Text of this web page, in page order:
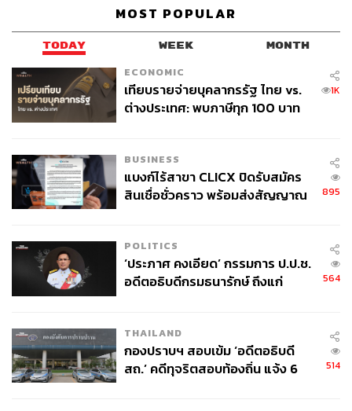
สำนักงานคณะกรรมการการเลือกตั้ง (กกต.)
เลือกตั้ง สว. 67
ชยพล ดโนทัย
สมาชิกวุฒิสภา (สว.)
ยิ่งชีพ อัชฌานนท์
ABOUT THE AUTHOR
THE STANDARD TEAM
MOST POPULAR
TODAY WEEK MONTH
ECONOMIC
เทียบรายจ่ายบุคลากรรัฐ ไทย vs.
ต่างประเทศ: พบภาษีทุก 100 บาท
1K
BUSINESS
แบงก์ไร้สาขา CLICX ปิดรับสมัคร
สินเชื่อชั่วคราว พร้อมส่งสัญญาณ
895
POLITICS
‘ประภาศ คงเอียด’ กรรมการ ป.ป.ช.
อดีตอธิบดีกรมธนารักษ์ ถึงแก่
564
THAILAND
กองปราบฯ สอบเข้ม ‘อดีตอธิบดี
สถ.’ คดีทุจริตสอบท้องถิ่น แจ้ง 6
514